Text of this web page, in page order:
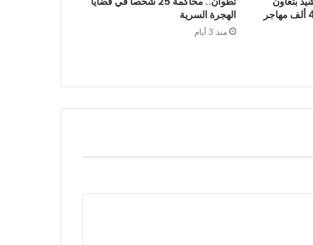
الرباط في إعادة قرابة 48 ألف مهاجر
الهجرة السرية
منذ 3 أيام